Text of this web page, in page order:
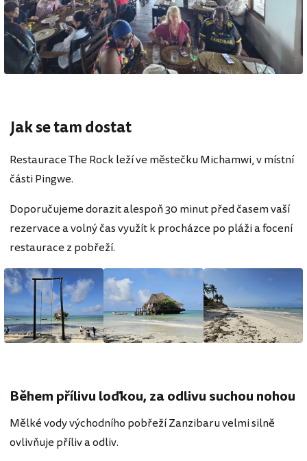
Jak se tam dostat
Restaurace The Rock leží ve městečku Michamwi, v místní
části Pingwe.
Doporučujeme dorazit alespoň 30 minut před časem vaší
rezervace a volný čas využít k procházce po pláži a focení
restaurace z pobřeží.
Během přílivu loďkou, za odlivu suchou nohou
Mělké vody východního pobřeží Zanzibaru velmi silně
ovlivňuje příliv a odliv.